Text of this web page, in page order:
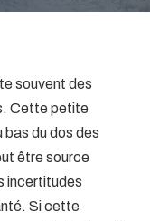
souvent des
Cette petite
bas du dos des
être source
incertitudes
Si cette